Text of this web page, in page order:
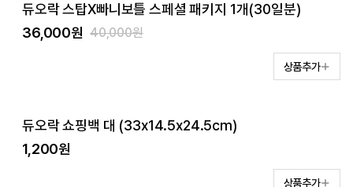
듀오락 스탑X빠니보틀 스페셜 패키지 1개(30일분)
36,000원 40,000원
상품추가
듀오락 쇼핑백 대 (33x14.5x24.5cm)
1,200원
상품추가